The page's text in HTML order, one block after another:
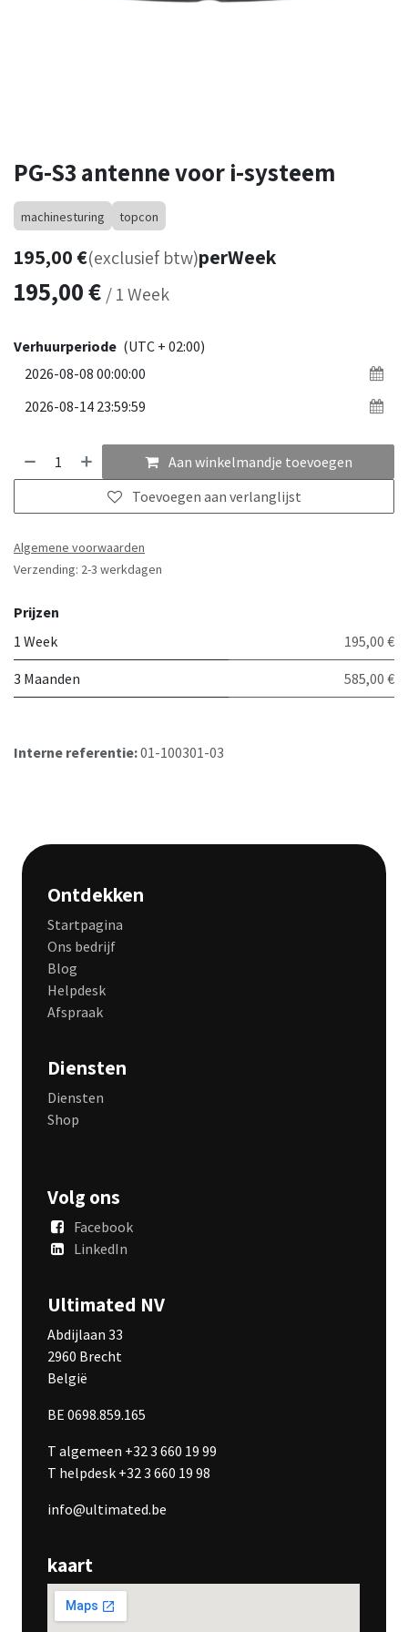
PG-S3 antenne voor i-systeem
machinesturing topcon
195,00€(exclusief btw)perWeek
195,00€ /1Week
Verhuurperiode (UTC + 02:00)
Aan winkelmandje toevoegen
Toevoegen aan verlanglijst
Algemene voorwaarden
Verzending: 2-3 werkdagen
Prijzen
1 Week
195,00 €
3 Maanden 585,00 €
Interne referentie:01-100301-03
Ontdekken
Startpagina
Ons bedrijf
Blog
Helpdesk
Afspraak
Diensten
Diensten
Shop
Volg ons
Facebook
LinkedIn
Ultimated NV
Abdijlaan 33
2960 Brecht
België
BE 0698.859.165
T algemeen +32 3 660 19 99
T helpdesk +32 3 660 19 98
info@ultimated.be
kaart